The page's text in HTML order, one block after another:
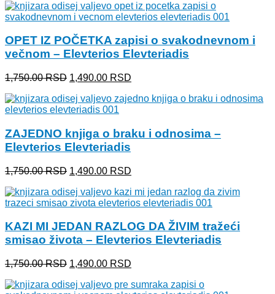
je
bila:
je:
1,490.00 RSD.
OPET IZ POČETKA zapisi o svakodnevnom i
večnom – Elevterios Elevteriadis
1,750.00RSD Originalna
je
bila:
1,490.00 RSD
je:
ZAJEDNO knjiga o braku i odnosima –
Elevterios Elevteriadis
1,750.00RSD Originalna
je
bila:
1,490.00 RSD
je:
1,490.00 RSD.
KAZI MI JEDAN RAZLOG DA ŽIVIM tražeći
smisao života – Elevterios Elevteriadis
1,750.00RSD Originalna
je
1,490.00 RSD
je: